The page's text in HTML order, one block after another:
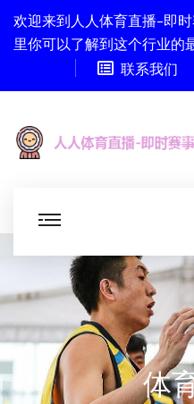
欢迎来到人人体育直播-即
里你可以了解到这个行业的
联系我们
体